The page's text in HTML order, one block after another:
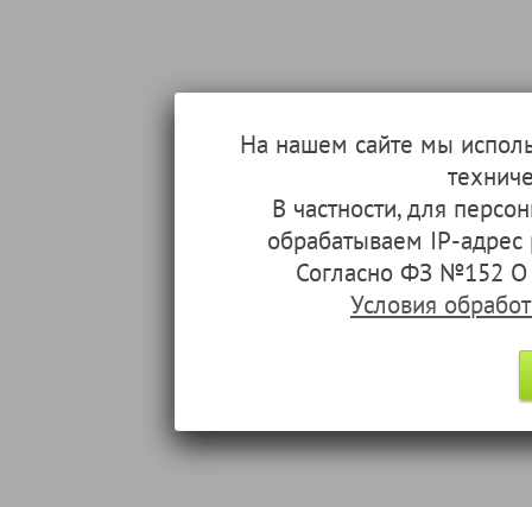
На нашем сайте мы
В частности, для
обрабатываем IP-
Согласно ФЗ №152 О
Условия